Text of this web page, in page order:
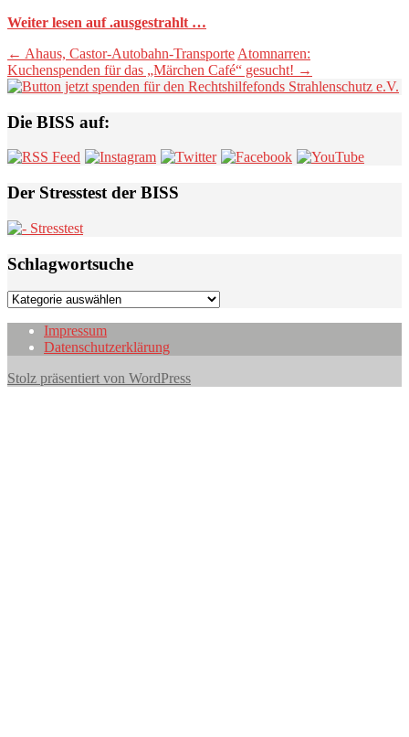
Weiter lesen auf .ausgestrahlt …
Beitragsnavigation
← Ahaus, Castor-Autobahn-Transporte Atomnarren:
Kuchenspenden für das „Märchen Café“ gesucht! →
Die BISS auf:
Der Stresstest der BISS
Schlagwortsuche
Schlagwortsuche
Impressum
Datenschutzerklärung
Stolz präsentiert von WordPress